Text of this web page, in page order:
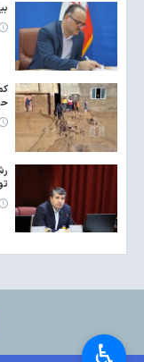
بیش از
♿︎